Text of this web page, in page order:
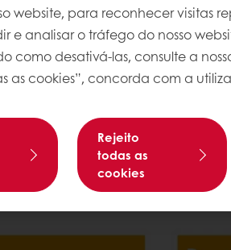
uma conta. Apenas
Como
Já
online.
website, para reconhecer visitas
e analisar o tráfego do nosso
como desativá-las, consulte a
as cookies”, concorda com a
Rejeito
todas as
cookies